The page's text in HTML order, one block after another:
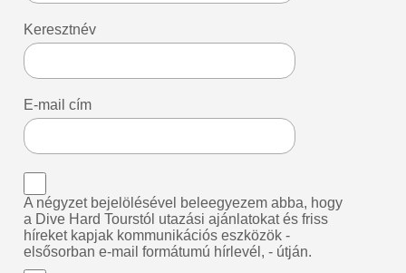
Keresztnév
E-mail cím
A négyzet bejelölésével beleegyezem abba, hogy
a Dive Hard Tourstól utazási ajánlatokat és friss
híreket kapjak kommunikációs eszközök -
elsősorban e-mail formátumú hírlevél, - útján.